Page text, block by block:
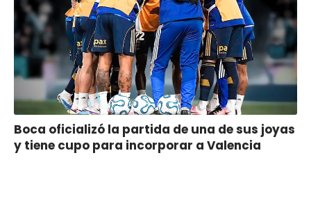
Boca oficializó la partida de una de sus joyas
y tiene cupo para incorporar a Valencia